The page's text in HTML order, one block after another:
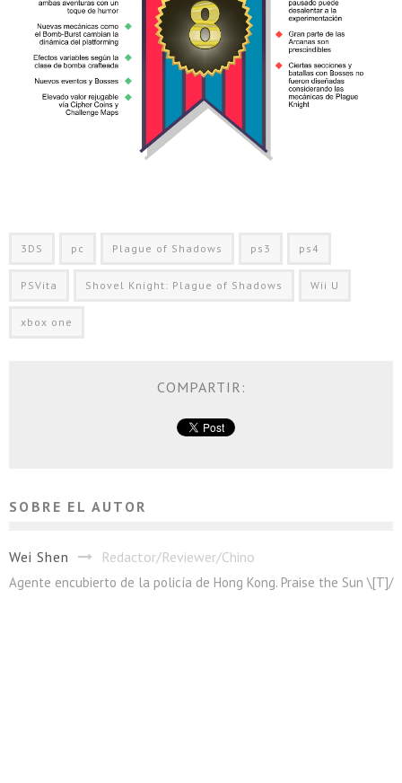
3DS pc Plague of Shadows ps3 ps4
PSVita Shovel Knight: Plague of Shadows Wii U
xbox one
COMPARTIR:
SOBRE EL AUTOR
Wei Shen Redactor/Reviewer/Chino
Agente encubierto de la policía de Hong Kong. Praise the Sun \[T]/